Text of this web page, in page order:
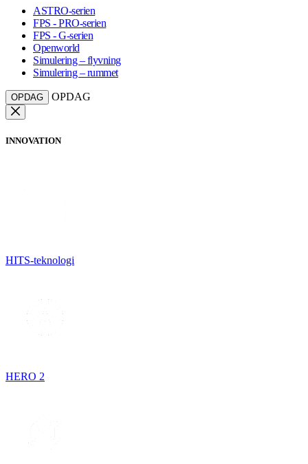
ASTRO-serien
FPS - PRO-serien
FPS - G-serien
Openworld
Simulering – flyvning
Simulering – rummet
OPDAG OPDAG
INNOVATION
HITS-teknologi
HERO 2